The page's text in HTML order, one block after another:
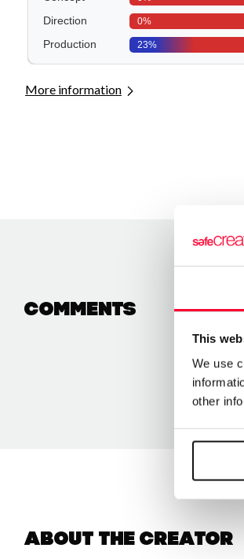
This
We use
other
More information
Comments
About the creator